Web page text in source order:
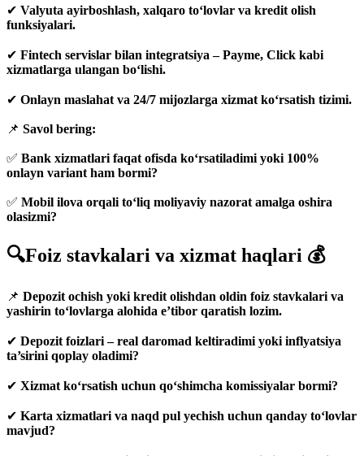
✔ Valyuta ayirboshlash, xalqaro to‘lovlar va kredit olish
funksiyalari.
✔ Fintech servislar bilan integratsiya – Payme, Click kabi
xizmatlarga ulangan bo‘lishi.
✔ Onlayn maslahat va 24/7 mijozlarga xizmat ko‘rsatish tizimi.
📌 Savol bering:
✅ Bank xizmatlari faqat ofisda ko‘rsatiladimi yoki 100%
onlayn variant ham bormi?
✅ Mobil ilova orqali to‘liq moliyaviy nazorat amalga oshira
olasizmi?
🔍Foiz stavkalari va xizmat haqlari 💰
📌 Depozit ochish yoki kredit olishdan oldin foiz stavkalari va
yashirin to‘lovlarga alohida e’tibor qaratish lozim.
✔ Depozit foizlari – real daromad keltiradimi yoki inflyatsiya
ta’sirini qoplay oladimi?
✔ Xizmat ko‘rsatish uchun qo‘shimcha komissiyalar bormi?
✔ Karta xizmatlari va naqd pul yechish uchun qanday to‘lovlar
mavjud?